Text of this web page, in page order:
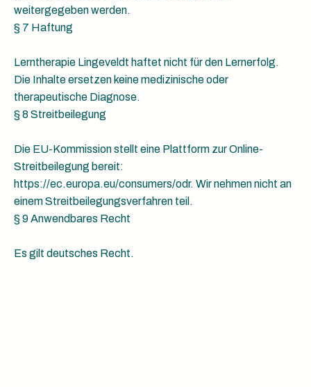
weitergegeben werden.
§ 7 Haftung
Lerntherapie Lingeveldt haftet nicht für den Lernerfolg.
Die Inhalte ersetzen keine medizinische oder
therapeutische Diagnose.
§ 8 Streitbeilegung
Die EU-Kommission stellt eine Plattform zur Online-
Streitbeilegung bereit:
https://ec.europa.eu/consumers/odr. Wir nehmen nicht an
einem Streitbeilegungsverfahren teil.
§ 9 Anwendbares Recht
Es gilt deutsches Recht.